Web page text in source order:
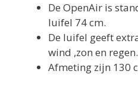
De OpenAir is
luifel 74 cm.
De luifel geeft
wind ,zon en regen.
Afmeting zijn 130